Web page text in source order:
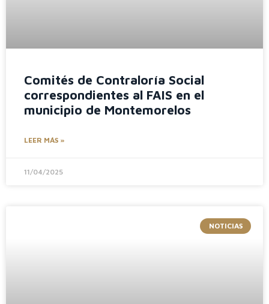
Comités de Contraloría Social
correspondientes al FAIS en el
municipio de Montemorelos
LEER MÁS »
11/04/2025
NOTICIAS